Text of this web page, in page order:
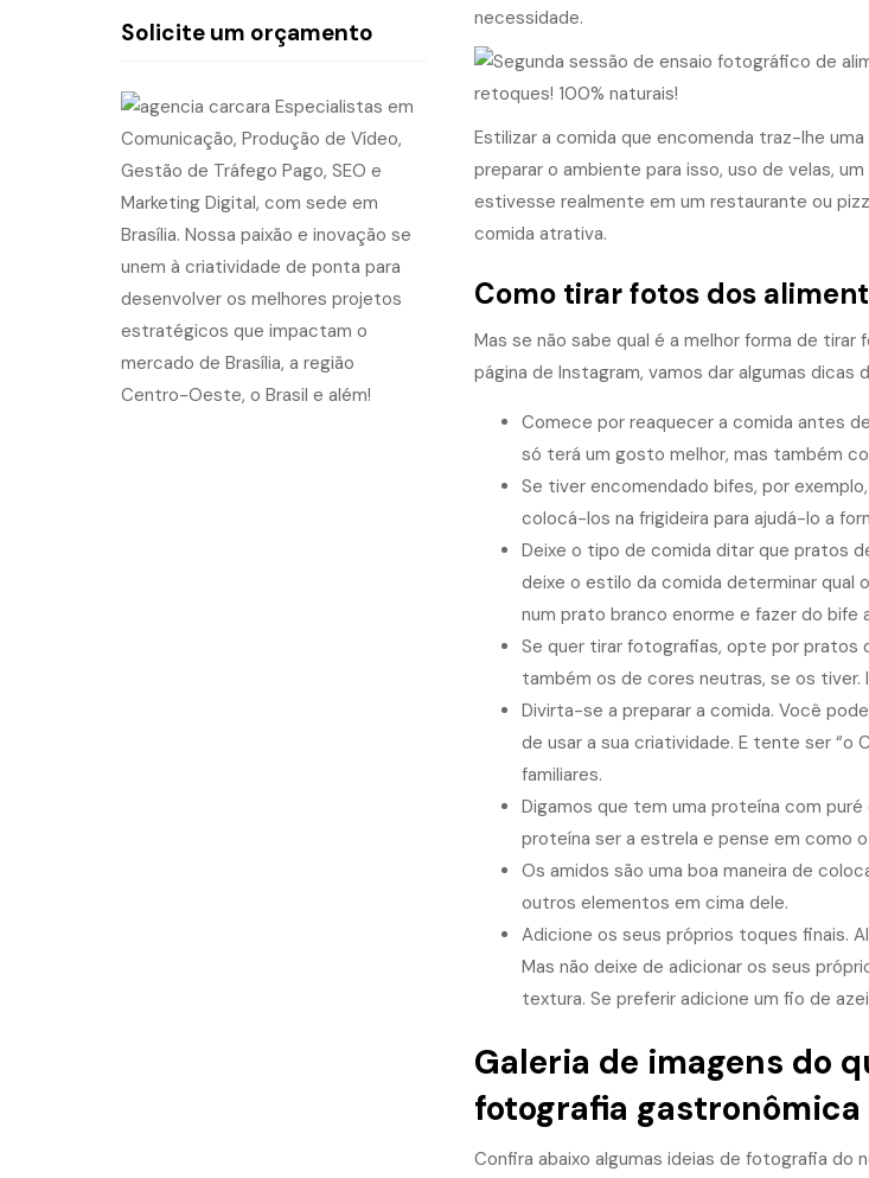
necessidade.
Estilizar a comida que encomenda traz-lhe
preparar o ambiente para isso, uso de velas,
estivesse realmente em um restaurante ou
comida atrativa.
Como tirar fotos dos
Mas se não sabe qual é a melhor forma de tirar
página de Instagram, vamos dar algumas dicas
Comece por reaquecer a comida antes
só terá um gosto melhor, mas também
Se tiver encomendado bifes, por
colocá-los na frigideira para ajudá-lo a
Deixe o tipo de comida ditar que pratos
deixe o estilo da comida determinar qual
num prato branco enorme e fazer do bife
Se quer tirar fotografias, opte por pratos
também os de cores neutras, se os tiver.
Divirta-se a preparar a comida. Você
de usar a sua criatividade. E tente ser “o
familiares.
Digamos que tem uma proteína com
proteína ser a estrela e pense em como
Os amidos são uma boa maneira de
outros elementos em cima dele.
Adicione os seus próprios toques finais.
Mas não deixe de adicionar os seus
textura. Se preferir adicione um fio de
Galeria de imagens do
fotografia gastronômica
Confira abaixo algumas ideias de fotografia do
Solicite um orçamento